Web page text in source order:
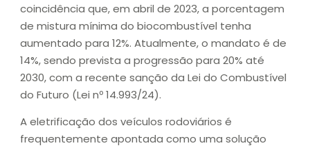
coincidência que, em abril de 2023, a porcentagem
de mistura mínima do biocombustível tenha
aumentado para 12%. Atualmente, o mandato é de
14%, sendo prevista a progressão para 20% até
2030, com a recente sanção da Lei do Combustível
do Futuro (Lei nº 14.993/24).
A eletrificação dos veículos rodoviários é
frequentemente apontada como uma solução